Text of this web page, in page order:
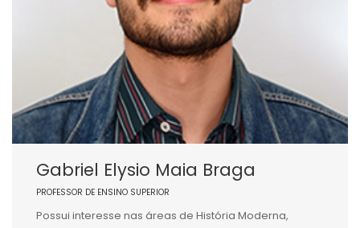
Gabriel Elysio Maia Braga
PROFESSOR DE ENSINO SUPERIOR
Possui interesse nas áreas de História Moderna,